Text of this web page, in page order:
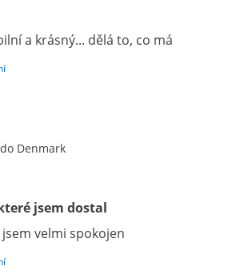
a krásný... dělá to, co má
Denmark
jsem dostal
velmi spokojen